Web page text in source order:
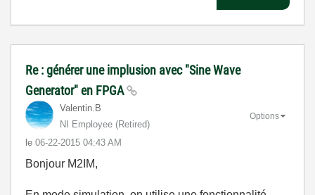
Re : générer une implusion avec "Sine Wave
Generator" en FPGA
Valentin.B
NI Employee (retired)
le ‎06-22-2015 04:43 AM
Options
Bonjour M2IM,